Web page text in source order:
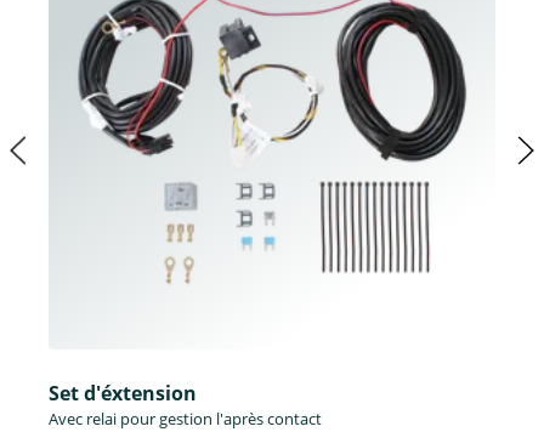
Set d'éxtension
Avec relai pour gestion l'après contact